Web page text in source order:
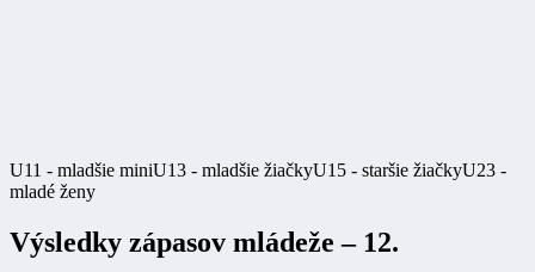
U11 - mladšie miniU13 - mladšie žiačkyU15 - staršie žiačkyU23 -
mladé ženy
Výsledky zápasov mládeže – 12.